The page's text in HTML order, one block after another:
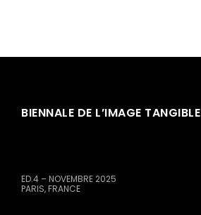
BIENNALE DE L’IMAGE TANGIBLE
ED.4 – NOVEMBRE 2025
PARIS, FRANCE